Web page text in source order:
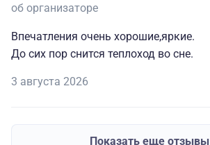
об организаторе
Впечатления очень хорошие,яркие.
До сих пор снится теплоход во сне.
3 августа 2026
Показать еще отзывы